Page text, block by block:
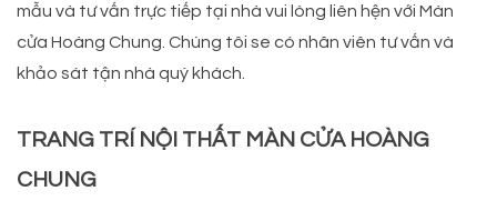
mẫu và tư vấn trực tiếp tại nhà vui lòng liên hện với Màn
cửa Hoàng Chung. Chúng tôi se có nhân viên tư vấn và
khảo sát tận nhà quý khách.
TRANG TRÍ NỘI THẤT MÀN CỬA HOÀNG
CHUNG